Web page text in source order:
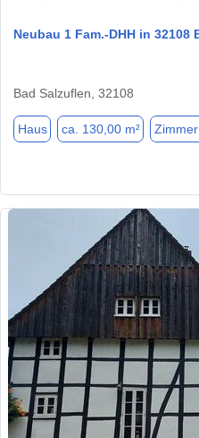
Neubau 1 Fam.-DHH in 32108
Bad Salzuflen, 32108
Haus ca. 130,00 m²